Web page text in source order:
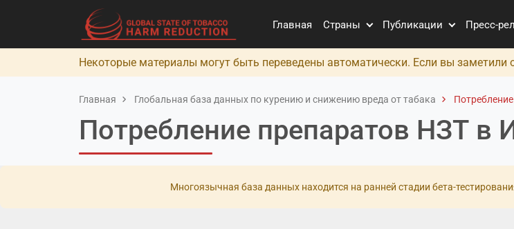
Главная Страны Публикации Пресс-
Некоторые материалы могут быть переведены автоматически. Если вы заметили
Главная Глобальная база данных по курению и снижению вреда от табака
Потребление препаратов НЗТ в
Многоязычная база данных находится на ранней стадии бета-